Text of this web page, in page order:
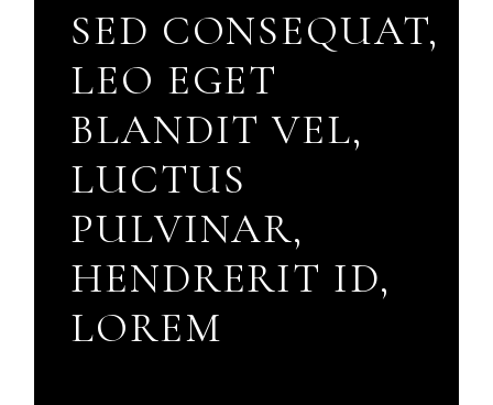
SED CONSEQUAT,
LEO EGET
BLANDIT VEL,
LUCTUS
PULVINAR,
HENDRERIT ID,
LOREM